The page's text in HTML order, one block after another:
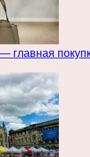
главная